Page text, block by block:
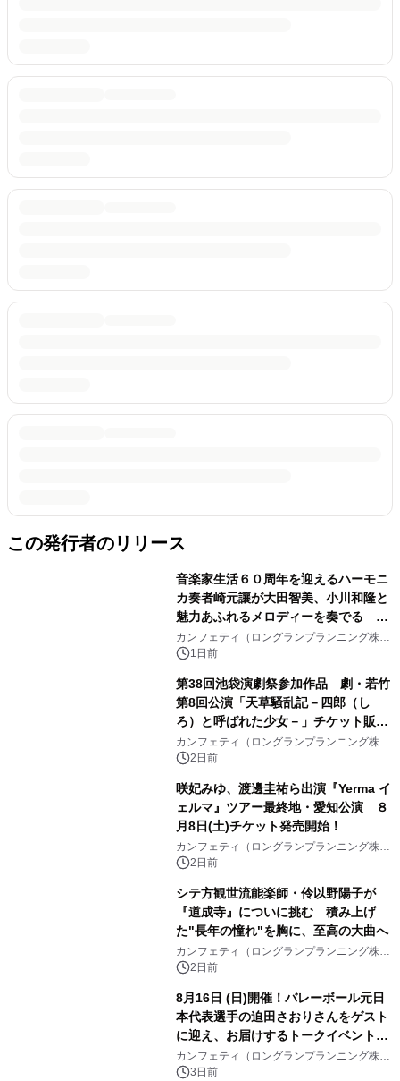
この発行者のリリース
音楽家生活６０周年を迎えるハーモニ
カ奏者崎元讓が大田智美、小川和隆と
魅力あふれるメロディーを奏でる
『ファンタスティック・トリオⅢ』チ
ケット8月24日(月)～発売開始！
カンフェティ（ロングランプランニング株式
会社）
1日前
第38回池袋演劇祭参加作品 劇・若竹
第8回公演「天草騒乱記－四郎（し
ろ）と呼ばれた少女－」チケット販売
開始
カンフェティ（ロングランプランニング株式
会社）
2日前
咲妃みゆ、渡邊圭祐ら出演『Yerma イ
ェルマ』ツアー最終地・愛知公演 ８
月8日(土)チケット発売開始！
カンフェティ（ロングランプランニング株式
会社）
2日前
シテ方観世流能楽師・伶以野陽子が
『道成寺』についに挑む 積み上げ
た"長年の憧れ"を胸に、至高の大曲へ
カンフェティ（ロングランプランニング株式
会社）
2日前
8月16日 (日)開催！バレーボール元日
本代表選手の迫田さおりさんをゲスト
に迎え、お届けするトークイベント
『第4回 堀口はしのお話の会』チケッ
ト発売中
カンフェティ（ロングランプランニング株式
会社）
3日前